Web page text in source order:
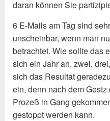
daran können Sie
6 E-Mails am Tag sind
unscheinbar, wenn man
betrachtet. Wie sollte das
sich ein Jahr an, zwei,
sich das Resultat
ein, denn nach dem
Prozeß in Gang
gestoppt werden kann.